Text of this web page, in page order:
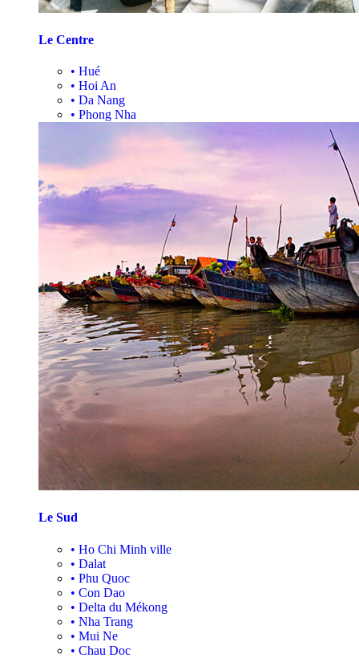
Le Centre
• Hué
• Hoi An
• Da Nang
• Phong Nha
Le Sud
• Ho Chi Minh ville
• Dalat
• Phu Quoc
• Con Dao
• Delta du Mékong
• Nha Trang
• Mui Ne
• Chau Doc